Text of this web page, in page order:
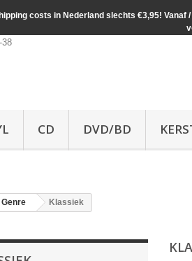
costs in Nederland slechts €3,95!
CD DVD/BD
Genre Klassiek